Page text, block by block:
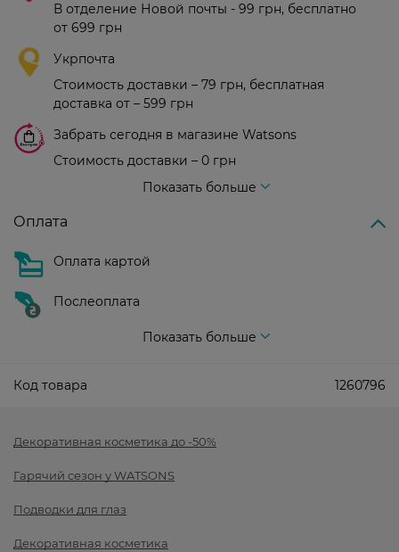
В отделение Новой почты - 99 грн, бесплатно
от 699 грн
Укрпочта
Стоимость доставки – 79 грн, бесплатная
доставка от – 599 грн
Забрать сегодня в магазине Watsons
Стоимость доставки – 0 грн
Показать больше
Оплата
Оплата картой
Послеоплата
Показать больше
Код товара 1260796
Декоративная косметика до -50%
Гарячий сезон у WATSONS
Подводки для глаз
Декоративная косметика